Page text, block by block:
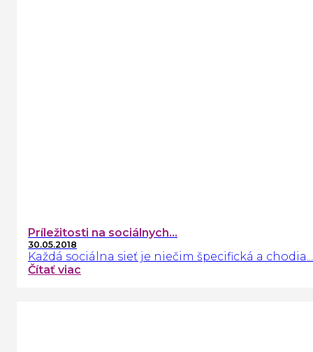
Príležitosti na sociálnych...
30.05.2018
Každá sociálna sieť je niečim špecifická a chodia...
Čítať viac